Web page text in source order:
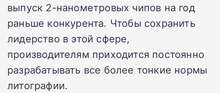
выпуск 2-нанометровых чипов на год
раньше конкурента. Чтобы сохранить
лидерство в этой сфере,
производителям приходится постоянно
разрабатывать все более тонкие нормы
литографии.